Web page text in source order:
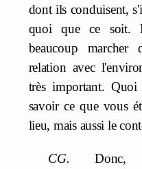
dont ils conduisent,
quoi que ce soit.
beaucoup
relation avec
très important.
savoir ce que vous
lieu, mais aussi le
CG.